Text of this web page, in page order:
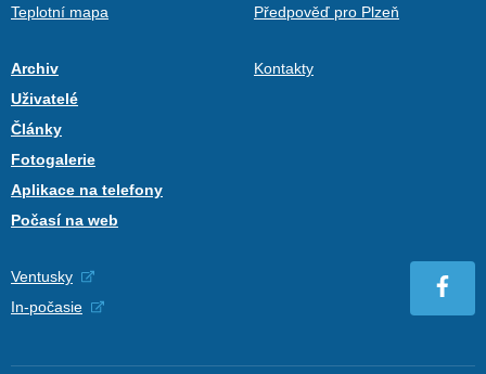
Teplotní mapa
Předpověď pro Plzeň
Archiv
Uživatelé
Články
Fotogalerie
Aplikace na telefony
Počasí na web
Kontakty
Ventusky
In-počasie